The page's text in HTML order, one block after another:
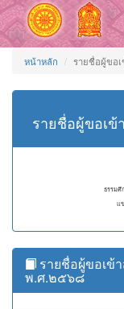
หน้าหลัก รายชื่อผู้ขอ
รายชื่อผู้ขอเ
ธรรมศึ
แ
รายชื่อผู้ขอเข้
พ.ศ.๒๕๖๘